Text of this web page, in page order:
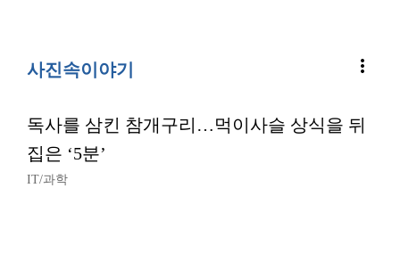
사진속이야기 more_vert
독사를 삼킨 참개구리…먹이사슬 상식을 뒤
집은 ‘5분’
IT/과학